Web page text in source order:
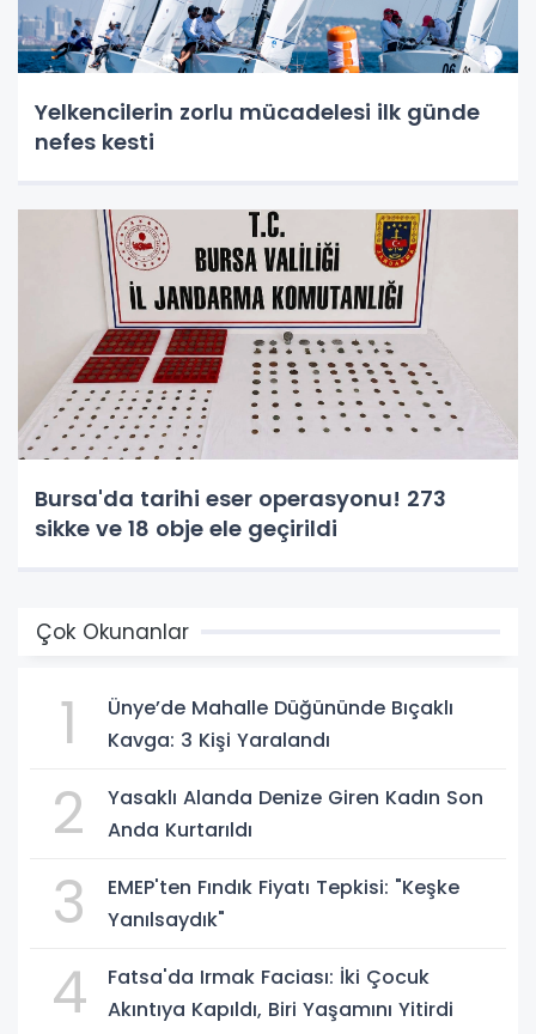
Yelkencilerin zorlu mücadelesi ilk günde
nefes kesti
Bursa'da tarihi eser operasyonu! 273
sikke ve 18 obje ele geçirildi
Çok Okunanlar
1
Ünye’de Mahalle Düğününde Bıçaklı
Kavga: 3 Kişi Yaralandı
2
Yasaklı Alanda Denize Giren Kadın Son
Anda Kurtarıldı
3
EMEP'ten Fındık Fiyatı Tepkisi: "Keşke
Yanılsaydık"
4
Fatsa'da Irmak Faciası: İki Çocuk
Akıntıya Kapıldı, Biri Yaşamını Yitirdi